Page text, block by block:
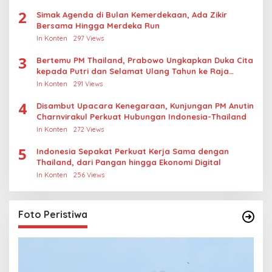
2
Simak Agenda di Bulan Kemerdekaan, Ada Zikir
Bersama Hingga Merdeka Run
In Konten 297 Views
3
Bertemu PM Thailand, Prabowo Ungkapkan Duka Cita
kepada Putri dan Selamat Ulang Tahun ke Raja
Thailand
In Konten 291 Views
4
Disambut Upacara Kenegaraan, Kunjungan PM Anutin
Charnvirakul Perkuat Hubungan Indonesia-Thailand
In Konten 272 Views
5
Indonesia Sepakat Perkuat Kerja Sama dengan
Thailand, dari Pangan hingga Ekonomi Digital
In Konten 256 Views
Foto Peristiwa